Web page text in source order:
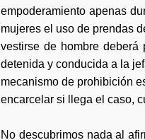
empoderamiento apenas
mujeres el uso de prendas
vestirse de hombre deberá
detenida y conducida a la
mecanismo de prohibición
encarcelar si llega el caso,
No descubrimos nada al